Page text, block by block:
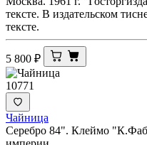
тексте. В издательском
тексте.
5 800 ₽
10771
Чайница
Серебро 84". Клеймо